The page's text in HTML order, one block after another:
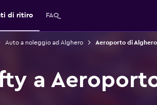
di ritiro FAQ
Auto a noleggio ad Alghero Aeroporto di
a